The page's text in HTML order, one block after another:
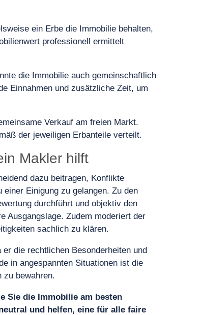
ein Erbe die Immobilie behalten,
professionell ermittelt
die Immobilie auch gemeinschaftlich
Einnahmen und zusätzliche Zeit, um
Verkauf am freien Markt.
der jeweiligen Erbanteile verteilt.
Makler hilft
dazu beitragen, Konflikte
Einigung zu gelangen. Zu den
durchführt und objektiv den
Ausgangslage. Zudem moderiert der
sachlich zu klären.
die rechtlichen Besonderheiten und
in angespannten Situationen ist die
zu bewahren.
Sie die Immobilie am besten
und helfen, eine für alle faire